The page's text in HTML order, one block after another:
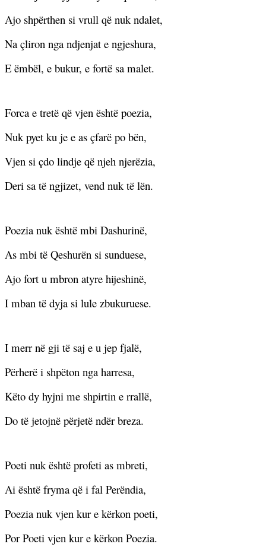
Ajo shpërthen si vrull që nuk ndalet,
Na çliron nga ndjenjat e ngjeshura,
E ëmbël, e bukur, e fortë sa malet.
Forca e tretë që vjen është poezia,
Nuk pyet ku je e as çfarë po bën,
Vjen si çdo lindje që njeh njerëzia,
Deri sa të ngjizet, vend nuk të lën.
Poezia nuk është mbi Dashurinë,
As mbi të Qeshurën si sunduese,
Ajo fort u mbron atyre hijeshinë,
I mban të dyja si lule zbukuruese.
I merr në gji të saj e u jep fjalë,
Përherë i shpëton nga harresa,
Këto dy hyjni me shpirtin e rrallë,
Do të jetojnë përjetë ndër breza.
Poeti nuk është profeti as mbreti,
Ai është fryma që i fal Perëndia,
Poezia nuk vjen kur e kërkon poeti,
Por Poeti vjen kur e kërkon Poezia.